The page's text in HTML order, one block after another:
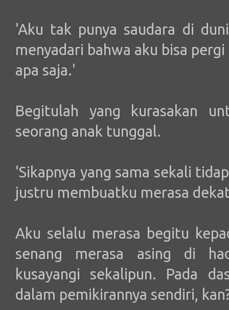
'Aku tak punya saudara di
menyadari bahwa aku bisa
apa saja.'
Begitulah yang kurasakan
seorang anak tunggal.
'Sikapnya yang sama sekali
justru membuatku merasa
Aku selalu merasa begitu
senang merasa asing di
kusayangi sekalipun. Pada
dalam pemikirannya sendiri,